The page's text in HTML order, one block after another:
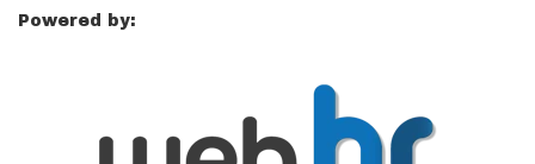
Powered by: